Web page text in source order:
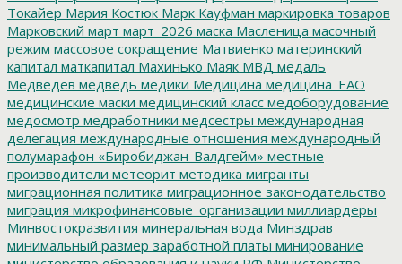
Токайер Мария Костюк Марк Кауфман маркировка товаров
Марковский март март_2026 маска Масленица масочный
режим массовое сокращение Матвиенко материнский
капитал маткапитал Махинько Маяк МВД медаль
Медведев медведь медики Медицина медицина_ЕАО
медицинские маски медицинский класс медоборудование
медосмотр медработники медсестры международная
делегация международные отношения международный
полумарафон «Биробиджан-Валдгейм» местные
производители метеорит методика мигранты
миграционная политика миграционное законодательство
миграция микрофинансовые_организации миллиардеры
Минвостокразвития минеральная вода Минздрав
минимальный размер заработной платы минирование